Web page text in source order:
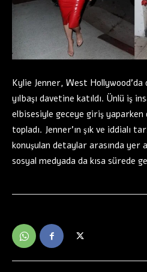
Kylie Jenner, West
yılbaşı davetine katıldı. Ünlü iş
elbisesiyle geceye giriş
topladı. Jenner’ın şık ve iddialı
konuşulan detaylar arasında
sosyal medyada da kısa sürede